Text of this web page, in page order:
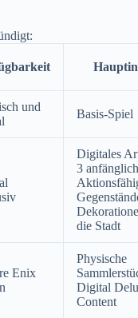
und
Basis-Spiel
Digitales
3
die Stadt
Enix
Physische
Digital
Content